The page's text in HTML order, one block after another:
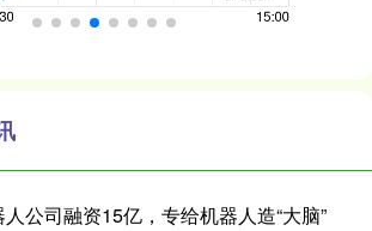
公司融资15亿，专给机器人造“大脑”